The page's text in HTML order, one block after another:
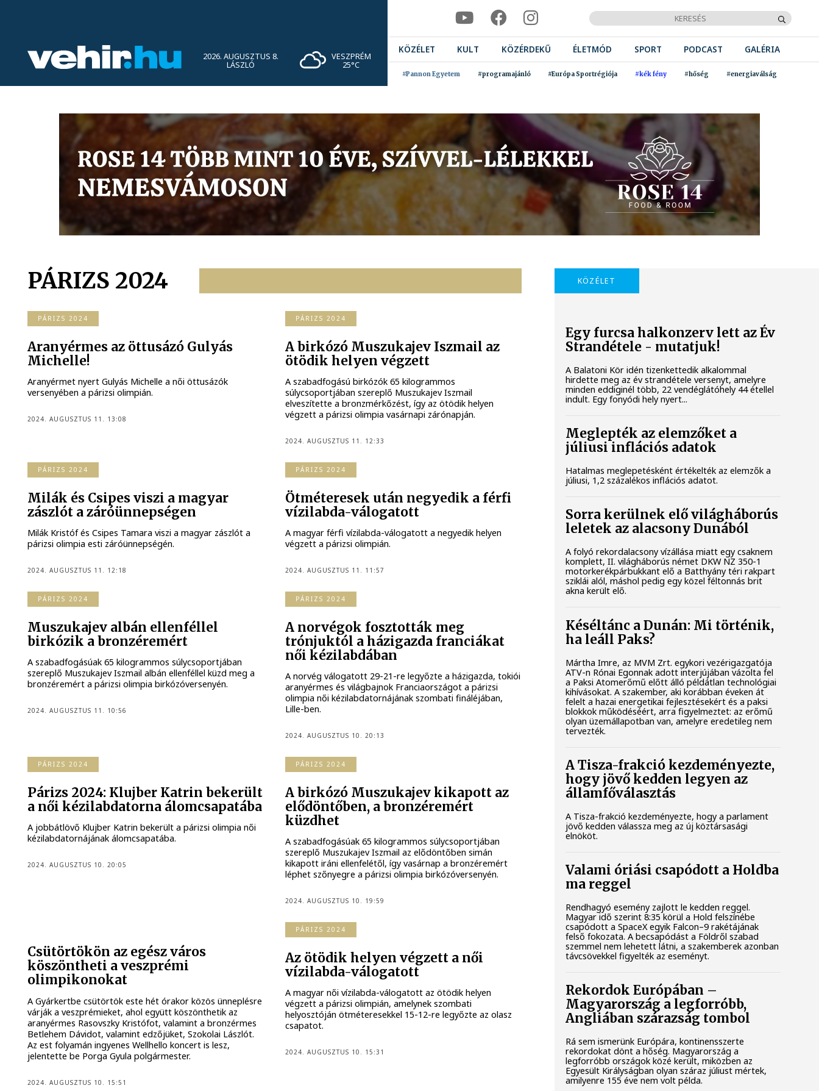
2026. AUGUSZTUS 8.
LÁSZLÓ
VESZPRÉM
25°C
KÖZÉLET KULT KÖZÉRDEKŰ ÉLETMÓD SPORT PODCAST GALÉRIA
#Pannon Egyetem #programajánló #Európa Sportrégiója #kék fény #hőség #energiaválság
PÁRIZS 2024
PÁRIZS 2024
Aranyérmes az öttusázó Gulyás
Michelle!
Aranyérmet nyert Gulyás Michelle a női öttusázók
versenyében a párizsi olimpián.
2024. AUGUSZTUS 11. 13:08
PÁRIZS 2024
A birkózó Muszukajev Iszmail az
ötödik helyen végzett
A szabadfogású birkózók 65 kilogrammos
súlycsoportjában szereplő Muszukajev Iszmail
elveszítette a bronzmérkőzést, így az ötödik helyen
végzett a párizsi olimpia vasárnapi zárónapján.
2024. AUGUSZTUS 11. 12:33
PÁRIZS 2024
Milák és Csipes viszi a magyar
zászlót a záróünnepségen
Milák Kristóf és Csipes Tamara viszi a magyar zászlót a
párizsi olimpia esti záróünnepségén.
2024. AUGUSZTUS 11. 12:18
PÁRIZS 2024
Ötméteresek után negyedik a férfi
vízilabda-válogatott
A magyar férfi vízilabda-válogatott a negyedik helyen
végzett a párizsi olimpián.
2024. AUGUSZTUS 11. 11:57
PÁRIZS 2024
Muszukajev albán ellenféllel
birkózik a bronzéremért
A szabadfogásúak 65 kilogrammos súlycsoportjában
szereplő Muszukajev Iszmail albán ellenféllel küzd meg a
bronzéremért a párizsi olimpia birkózóversenyén.
2024. AUGUSZTUS 11. 10:56
PÁRIZS 2024
A norvégok fosztották meg
trónjuktól a házigazda franciákat
női kézilabdában
A norvég válogatott 29-21-re legyőzte a házigazda, tokiói
aranyérmes és világbajnok Franciaországot a párizsi
olimpia női kézilabdatornájának szombati fináléjában,
Lille-ben.
2024. AUGUSZTUS 10. 20:13
PÁRIZS 2024
Párizs 2024: Klujber Katrin bekerült
a női kézilabdatorna álomcsapatába
A jobbátlövő Klujber Katrin bekerült a párizsi olimpia női
kézilabdatornájának álomcsapatába.
2024. AUGUSZTUS 10. 20:05
PÁRIZS 2024
A birkózó Muszukajev kikapott az
elődöntőben, a bronzéremért
küzdhet
A szabadfogásúak 65 kilogrammos súlycsoportjában
szereplő Muszukajev Iszmail az elődöntőben simán
kikapott iráni ellenfelétől, így vasárnap a bronzéremért
léphet szőnyegre a párizsi olimpia birkózóversenyén.
2024. AUGUSZTUS 10. 19:59
Csütörtökön az egész város
köszöntheti a veszprémi
olimpikonokat
A Gyárkertbe csütörtök este hét órakor közös ünneplésre
várják a veszprémieket, ahol együtt köszönthetik az
aranyérmes Rasovszky Kristófot, valamint a bronzérmes
Betlehem Dávidot, valamint edzőjüket, Szokolai Lászlót.
Az est folyamán ingyenes Wellhello koncert is lesz,
jelentette be Porga Gyula polgármester.
2024. AUGUSZTUS 10. 15:51
PÁRIZS 2024
Az ötödik helyen végzett a női
vízilabda-válogatott
A magyar női vízilabda-válogatott az ötödik helyen
végzett a párizsi olimpián, amelynek szombati
helyosztóján ötméteresekkel 15-12-re legyőzte az olasz
csapatot.
2024. AUGUSZTUS 10. 15:31
KÖZÉLET
Egy furcsa halkonzerv lett az Év
Strandétele - mutatjuk!
A Balatoni Kör idén tizenkettedik alkalommal
hirdette meg az év strandétele versenyt, amelyre
minden eddiginél több, 22 vendéglátóhely 44 étellel
indult. Egy fonyódi hely nyert...
Meglepték az elemzőket a
júliusi inflációs adatok
Hatalmas meglepetésként értékelték az elemzők a
júliusi, 1,2 százalékos inflációs adatot.
Sorra kerülnek elő világháborús
leletek az alacsony Dunából
A folyó rekordalacsony vízállása miatt egy csaknem
komplett, II. világháborús német DKW NZ 350-1
motorkerékpárbukkant elő a Batthyány téri rakpart
sziklái alól, máshol pedig egy közel féltonnás brit
akna került elő.
Késéltánc a Dunán: Mi történik,
ha leáll Paks?
Mártha Imre, az MVM Zrt. egykori vezérigazgatója
ATV-n Rónai Egonnak adott interjújában vázolta fel
a Paksi Atomerőmű előtt álló példátlan technológiai
kihívásokat. A szakember, aki korábban éveken át
felelt a hazai energetikai fejlesztésekért és a paksi
blokkok működéséért, arra figyelmeztet: az erőmű
olyan üzemállapotban van, amelyre eredetileg nem
tervezték.
A Tisza-frakció kezdeményezte,
hogy jövő kedden legyen az
államfőválasztás
A Tisza-frakció kezdeményezte, hogy a parlament
jövő kedden válassza meg az új köztársasági
elnököt.
Valami óriási csapódott a Holdba
ma reggel
Rendhagyó esemény zajlott le kedden reggel.
Magyar idő szerint 8:35 körül a Hold felszínébe
csapódott a SpaceX egyik Falcon–9 rakétájának
felső fokozata. A becsapódást a Földről szabad
szemmel nem lehetett látni, a szakemberek azonban
távcsövekkel figyelték az eseményt.
Rekordok Európában –
Magyarország a legforróbb,
Angliában szárazság tombol
Rá sem ismerünk Európára, kontinensszerte
rekordokat dönt a hőség. Magyarország a
legforróbb országok közé került, miközben az
Egyesült Királyságban olyan száraz júliust mértek,
amilyenre 155 éve nem volt példa.